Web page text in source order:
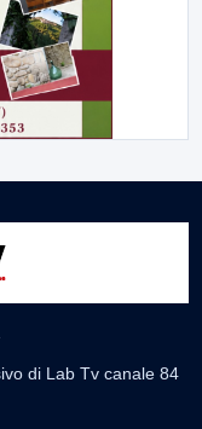
di Lab Tv canale 84